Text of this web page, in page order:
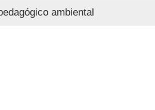
ambiental